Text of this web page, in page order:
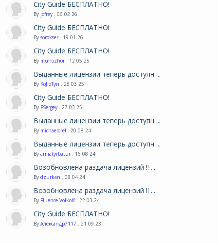
City Guide БЕСПЛАТНО!
By jofrey . 06 02 26
City Guide БЕСПЛАТНО!
By sorokser . 19 01 26
City Guide БЕСПЛАТНО!
By muhozhor . 12 05 25
Выданные лицензии теперь доступн ...
By KoJIoTyn . 28 03 25
City Guide БЕСПЛАТНО!
By FSergey . 27 03 25
Выданные лицензии теперь доступн ...
By michaelorel . 20 08 24
Выданные лицензии теперь доступн ...
By armatyrbatur . 16 08 24
Возобновлена раздача лицензий !! ...
By dzurkan . 08 04 24
Возобновлена раздача лицензий !! ...
By Fluence Volkoff . 22 03 24
City Guide БЕСПЛАТНО!
By Александр7117 . 21 09 23